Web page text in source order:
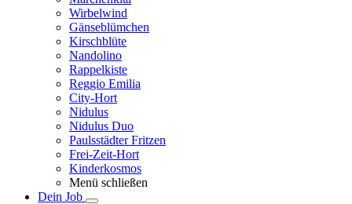
Wirbelwind
Gänseblümchen
Kirschblüte
Nandolino
Rappelkiste
Reggio Emilia
City-Hort
Nidulus
Nidulus Duo
Paulsstädter Fritzen
Frei-Zeit-Hort
Kinderkosmos
Menü schließen
Dein Job